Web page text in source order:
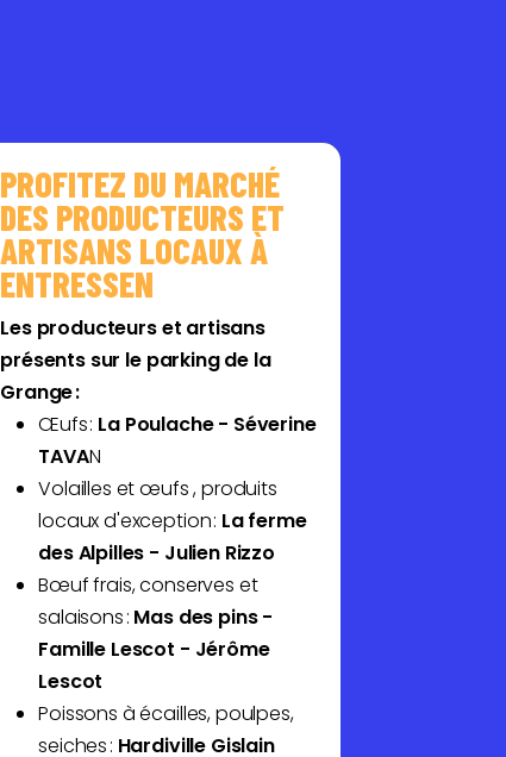
PROFITEZ DU MARCHÉ
DES PRODUCTEURS ET
ARTISANS LOCAUX À
ENTRESSEN
Les producteurs et artisans
présents sur le parking de la
Grange :
Œufs : La Poulache - Séverine
TAVAN
Volailles et œufs , produits
locaux d'exception : La ferme
des Alpilles - Julien Rizzo
Bœuf frais, conserves et
salaisons : Mas des pins -
Famille Lescot - Jérôme
Lescot
Poissons à écailles, poulpes,
seiches : Hardiville Gislain